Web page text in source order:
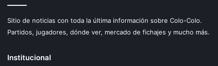
Sitio de noticias con toda la última información sobre Colo-Colo.
Partidos, jugadores, dónde ver, mercado de fichajes y mucho más.
Institucional